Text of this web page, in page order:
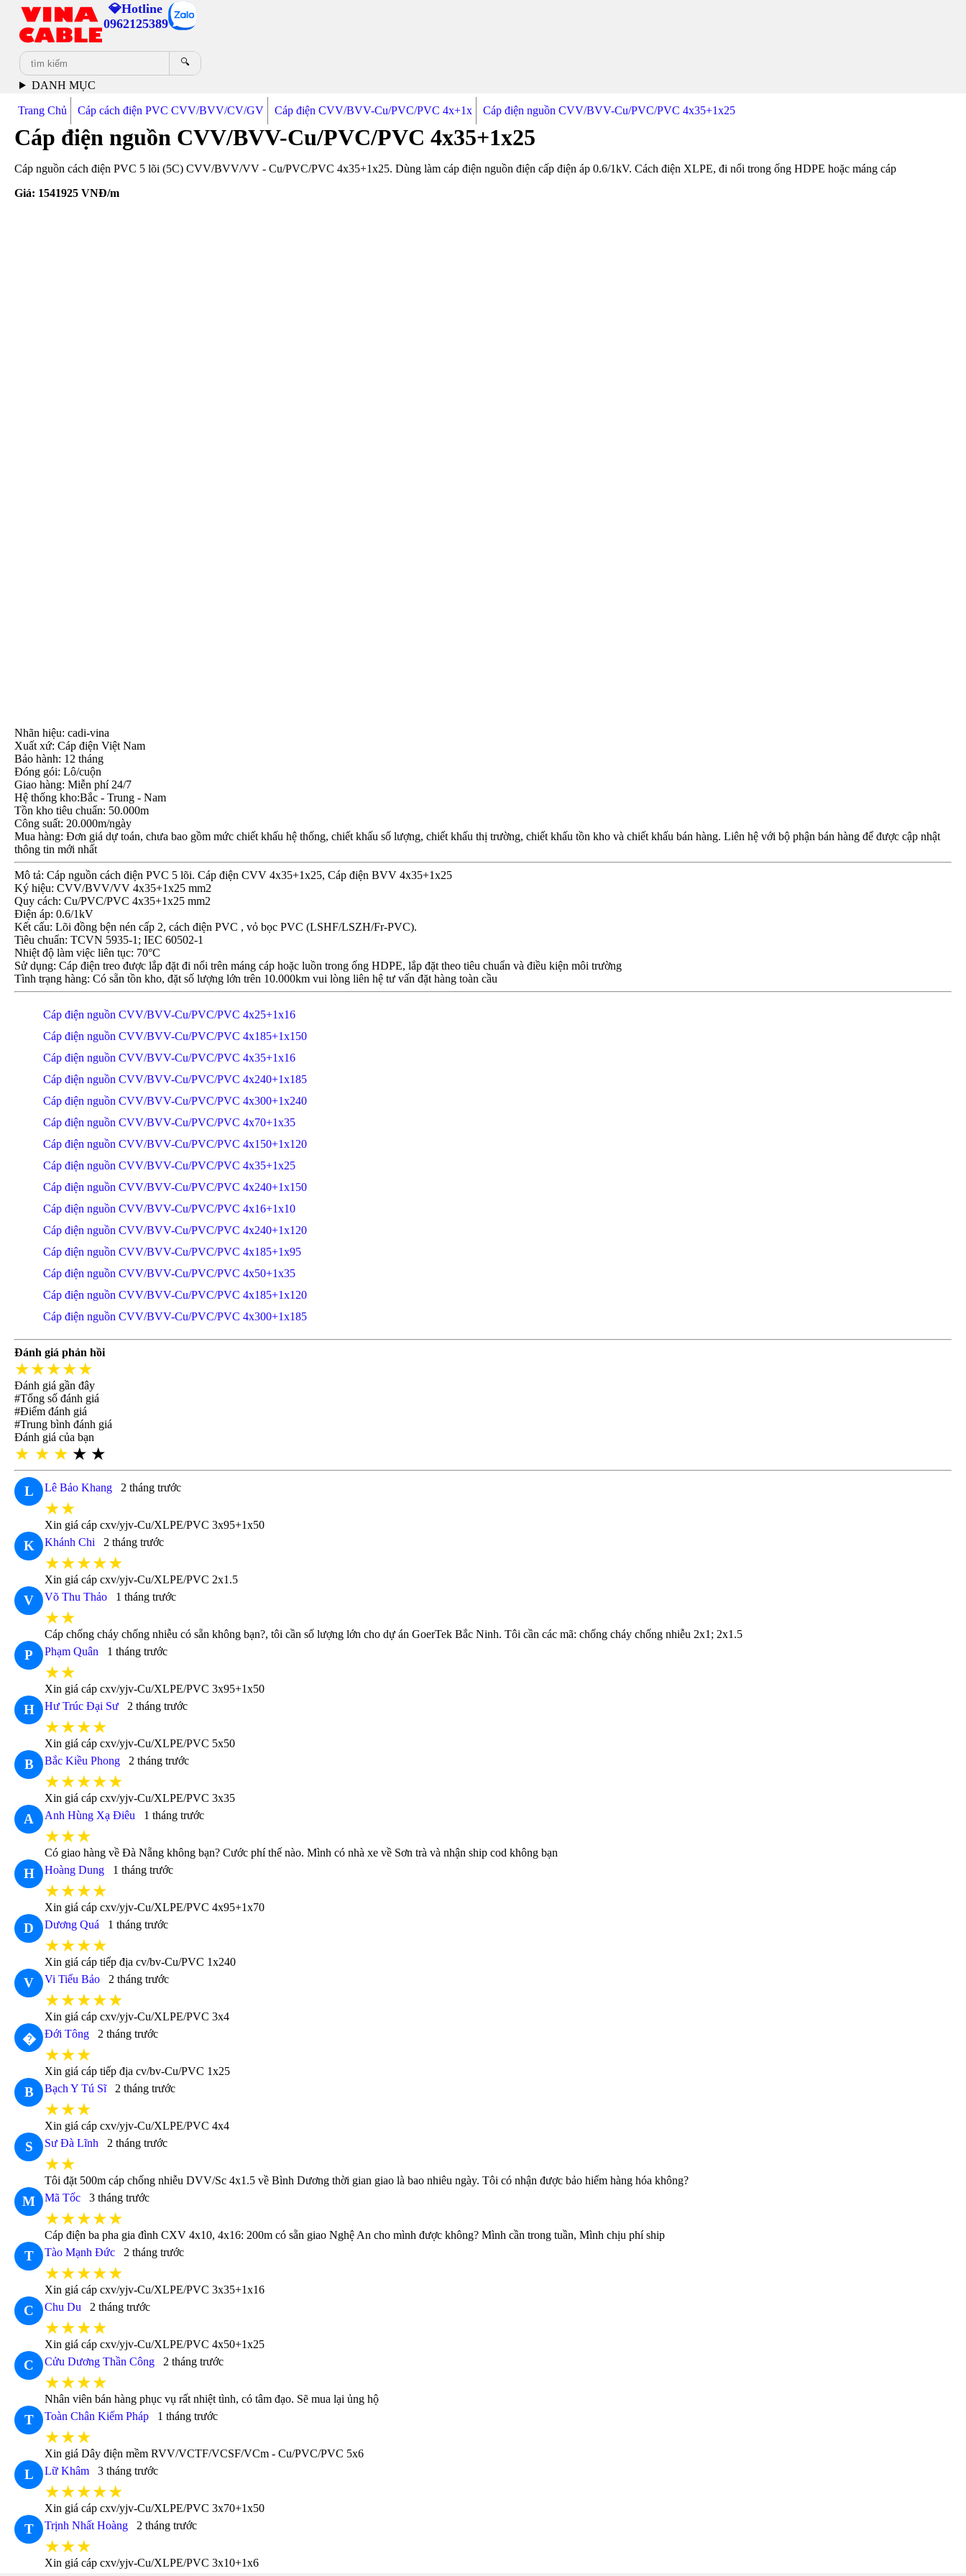
💎Hotline
0962125389
🔍
DANH MỤC
Trang Chủ Cáp cách điện PVC CVV/BVV/CV/GV Cáp điện CVV/BVV-Cu/PVC/PVC 4x+1x Cáp điện nguồn CVV/BVV-Cu/PVC/PVC 4x35+1x25
Cáp điện nguồn CVV/BVV-Cu/PVC/PVC 4x35+1x25
Cáp nguồn cách điện PVC 5 lõi (5C) CVV/BVV/VV - Cu/PVC/PVC 4x35+1x25. Dùng làm cáp điện nguồn điện cấp điện áp 0.6/1kV. Cách điện XLPE, đi nổi trong ống HDPE hoặc máng cáp
Giá: 1541925 VNĐ/m
Nhãn hiệu: cadi-vina
Xuất xứ: Cáp điện Việt Nam
Bảo hành: 12 tháng
Đóng gói: Lô/cuộn
Giao hàng: Miễn phí 24/7
Hệ thống kho:Bắc - Trung - Nam
Tồn kho tiêu chuẩn: 50.000m
Công suất: 20.000m/ngày
Mua hàng: Đơn giá dự toán, chưa bao gồm mức chiết khấu hệ thống, chiết khấu số lượng, chiết khấu thị trường, chiết khấu tồn kho và chiết khấu bán hàng. Liên hệ với bộ phận bán hàng để được cập nhật
thông tin mới nhất
Mô tả: Cáp nguồn cách điện PVC 5 lõi. Cáp điện CVV 4x35+1x25, Cáp điện BVV 4x35+1x25
Ký hiệu: CVV/BVV/VV 4x35+1x25 mm2
Quy cách: Cu/PVC/PVC 4x35+1x25 mm2
Điện áp: 0.6/1kV
Kết cấu: Lõi đồng bện nén cấp 2, cách điện PVC , vỏ bọc PVC (LSHF/LSZH/Fr-PVC).
Tiêu chuẩn: TCVN 5935-1; IEC 60502-1
Nhiệt độ làm việc liên tục: 70°C
Sử dụng: Cáp điện treo được lắp đặt đi nổi trên máng cáp hoặc luồn trong ống HDPE, lắp đặt theo tiêu chuẩn và điều kiện môi trường
Tình trạng hàng: Có sẵn tồn kho, đặt số lượng lớn trên 10.000km vui lòng liên hệ tư vấn đặt hàng toàn cầu
Cáp điện nguồn CVV/BVV-Cu/PVC/PVC 4x25+1x16
Cáp điện nguồn CVV/BVV-Cu/PVC/PVC 4x185+1x150
Cáp điện nguồn CVV/BVV-Cu/PVC/PVC 4x35+1x16
Cáp điện nguồn CVV/BVV-Cu/PVC/PVC 4x240+1x185
Cáp điện nguồn CVV/BVV-Cu/PVC/PVC 4x300+1x240
Cáp điện nguồn CVV/BVV-Cu/PVC/PVC 4x70+1x35
Cáp điện nguồn CVV/BVV-Cu/PVC/PVC 4x150+1x120
Cáp điện nguồn CVV/BVV-Cu/PVC/PVC 4x35+1x25
Cáp điện nguồn CVV/BVV-Cu/PVC/PVC 4x240+1x150
Cáp điện nguồn CVV/BVV-Cu/PVC/PVC 4x16+1x10
Cáp điện nguồn CVV/BVV-Cu/PVC/PVC 4x240+1x120
Cáp điện nguồn CVV/BVV-Cu/PVC/PVC 4x185+1x95
Cáp điện nguồn CVV/BVV-Cu/PVC/PVC 4x50+1x35
Cáp điện nguồn CVV/BVV-Cu/PVC/PVC 4x185+1x120
Cáp điện nguồn CVV/BVV-Cu/PVC/PVC 4x300+1x185
Đánh giá phản hồi
★★★★★
Đánh giá gần đây
#Tổng số đánh giá
#Điểm đánh giá
#Trung bình đánh giá
Đánh giá của bạn
★ ★ ★ ★ ★
L Lê Bảo Khang 2 tháng trước
★★
Xin giá cáp cxv/yjv-Cu/XLPE/PVC 3x95+1x50
K Khánh Chi 2 tháng trước
★★★★★
Xin giá cáp cxv/yjv-Cu/XLPE/PVC 2x1.5
V Võ Thu Thảo 1 tháng trước
★★
Cáp chống cháy chống nhiễu có sẵn không bạn?, tôi cần số lượng lớn cho dự án GoerTek Bắc Ninh. Tôi cần các mã: chống cháy chống nhiễu 2x1; 2x1.5
P Phạm Quân 1 tháng trước
★★
Xin giá cáp cxv/yjv-Cu/XLPE/PVC 3x95+1x50
H Hư Trúc Đại Sư 2 tháng trước
★★★★
Xin giá cáp cxv/yjv-Cu/XLPE/PVC 5x50
B Bắc Kiều Phong 2 tháng trước
★★★★★
Xin giá cáp cxv/yjv-Cu/XLPE/PVC 3x35
A Anh Hùng Xạ Điêu 1 tháng trước
★★★
Có giao hàng về Đà Nẵng không bạn? Cước phí thế nào. Mình có nhà xe về Sơn trà và nhận ship cod không bạn
H Hoàng Dung 1 tháng trước
★★★★
Xin giá cáp cxv/yjv-Cu/XLPE/PVC 4x95+1x70
D Dương Quá 1 tháng trước
★★★★
Xin giá cáp tiếp địa cv/bv-Cu/PVC 1x240
V Vi Tiểu Bảo 2 tháng trước
★★★★★
Xin giá cáp cxv/yjv-Cu/XLPE/PVC 3x4
� Đới Tông 2 tháng trước
★★★
Xin giá cáp tiếp địa cv/bv-Cu/PVC 1x25
B Bạch Y Tú Sĩ 2 tháng trước
★★★
Xin giá cáp cxv/yjv-Cu/XLPE/PVC 4x4
S Sư Đà Lĩnh 2 tháng trước
★★
Tôi đặt 500m cáp chống nhiễu DVV/Sc 4x1.5 về Bình Dương thời gian giao là bao nhiêu ngày. Tôi có nhận được bảo hiểm hàng hóa không?
M Mã Tốc 3 tháng trước
★★★★★
Cáp điện ba pha gia đình CXV 4x10, 4x16: 200m có sẵn giao Nghệ An cho mình được không? Mình cần trong tuần, Mình chịu phí ship
T Tào Mạnh Đức 2 tháng trước
★★★★★
Xin giá cáp cxv/yjv-Cu/XLPE/PVC 3x35+1x16
C Chu Du 2 tháng trước
★★★★
Xin giá cáp cxv/yjv-Cu/XLPE/PVC 4x50+1x25
C Cửu Dương Thần Công 2 tháng trước
★★★★
Nhân viên bán hàng phục vụ rất nhiệt tình, có tâm đạo. Sẽ mua lại ủng hộ
T Toàn Chân Kiếm Pháp 1 tháng trước
★★★
Xin giá Dây điện mềm RVV/VCTF/VCSF/VCm - Cu/PVC/PVC 5x6
L Lữ Khâm 3 tháng trước
★★★★★
Xin giá cáp cxv/yjv-Cu/XLPE/PVC 3x70+1x50
T Trịnh Nhất Hoàng 2 tháng trước
★★★
Xin giá cáp cxv/yjv-Cu/XLPE/PVC 3x10+1x6